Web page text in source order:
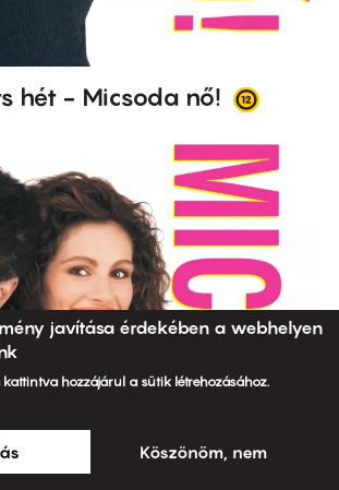
hét - Micsoda nő!
javítása érdekében a webhelyen
kattintva hozzájárul a sütik létrehozásához.
Köszönöm, nem